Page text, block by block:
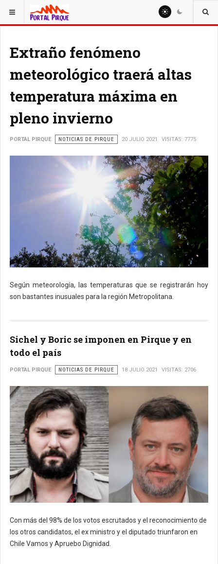
ESTÁ AQUÍ: NOTICIAS
Extraño fenómeno
meteorológico traerá altas
temperatura máxima en
pleno invierno
PORTAL PIRQUE NOTICIAS DE PIRQUE 20 JULIO 2021 VISITAS: 7775
Según meteorología, las temperaturas que se registrarán hoy
son bastantes inusuales para la región Metropolitana.
Sichel y Boric se imponen en Pirque y en
todo el país
PORTAL PIRQUE NOTICIAS DE PIRQUE 18 JULIO 2021 VISITAS: 2706
Con más del 98% de los votos escrutados y el reconocimiento de
los otros candidatos, el ex ministro y el diputado triunfaron en
Chile Vamos y Apruebo Dignidad.